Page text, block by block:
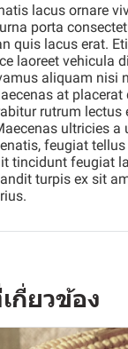
lacus ornare
porta
quis lacus erat.
laoreet vehicula
aliquam nisi
at
rutrum lectus
ultricies a
feugiat
tincidunt feugiat
turpis ex sit
กี่ยวข้อง